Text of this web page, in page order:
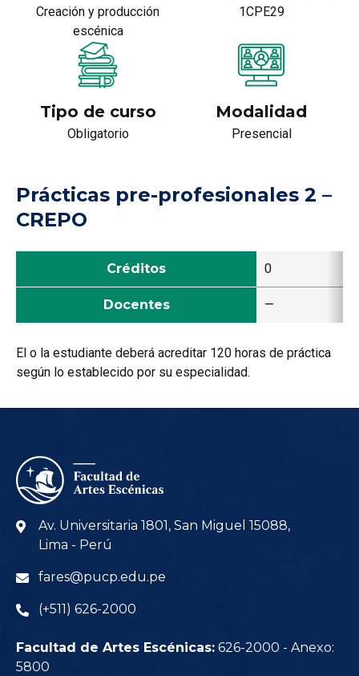
Creación y producción
escénica
1CPE29
Tipo de curso
Obligatorio
Modalidad
Presencial
Prácticas pre-profesionales 2 –
CREPO
Créditos 0
Docentes —
El o la estudiante deberá acreditar 120 horas de práctica
según lo establecido por su especialidad.
Av. Universitaria 1801, San Miguel 15088,
Lima - Perú
fares@pucp.edu.pe
(+511) 626-2000
Facultad de Artes Escénicas: 626-2000 - Anexo:
5800